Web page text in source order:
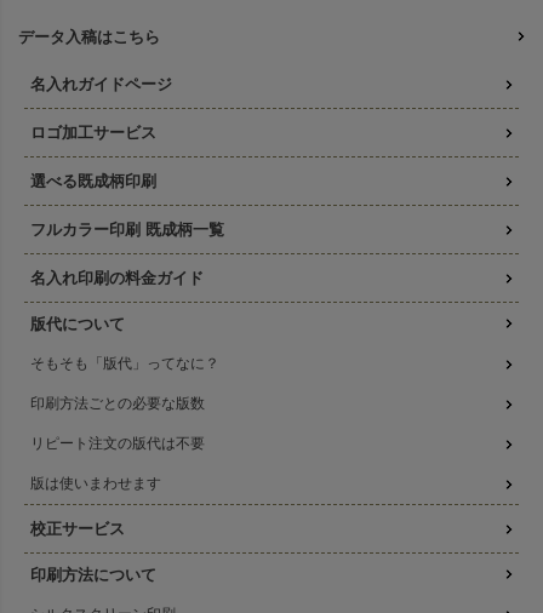
データ入稿はこちら
名入れガイドページ
ロゴ加工サービス
選べる既成柄印刷
フルカラー印刷 既成柄一覧
名入れ印刷の料金ガイド
版代について
そもそも「版代」ってなに？
印刷方法ごとの必要な版数
リピート注文の版代は不要
版は使いまわせます
校正サービス
印刷方法について